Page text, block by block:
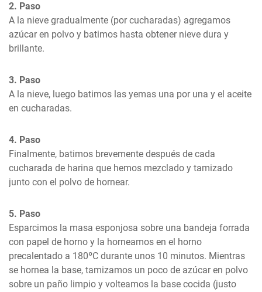
2. Paso
A la nieve gradualmente (por cucharadas) agregamos
azúcar en polvo y batimos hasta obtener nieve dura y
brillante.
3. Paso
A la nieve, luego batimos las yemas una por una y el aceite
en cucharadas.
4. Paso
Finalmente, batimos brevemente después de cada
cucharada de harina que hemos mezclado y tamizado
junto con el polvo de hornear.
5. Paso
Esparcimos la masa esponjosa sobre una bandeja forrada
con papel de horno y la horneamos en el horno
precalentado a 180ºC durante unos 10 minutos. Mientras
se hornea la base, tamizamos un poco de azúcar en polvo
sobre un paño limpio y volteamos la base cocida (justo